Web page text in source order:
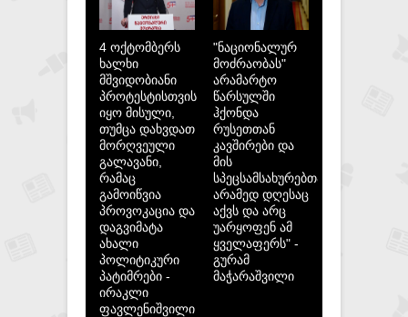
4 ოქტომბერს
ხალხი
მშვიდობიანი
პროტესტისთვის
იყო მისული,
თუმცა დახვდათ
მორღვეული
გალავანი,
რამაც
გამოიწვია
პროვოკაცია და
დაგვიმატა
ახალი
პოლიტიკური
პატიმრები -
ირაკლი
ფავლენიშვილი
"ნაციონალურ
მოძრაობას"
არამარტო
წარსულში
ჰქონდა
რუსეთთან
კავშირები და
მის
სპეცსამსახურებთან,
არამედ დღესაც
აქვს და არც
უარყოფენ ამ
ყველაფერს" -
გურამ
მაჭარაშვილი